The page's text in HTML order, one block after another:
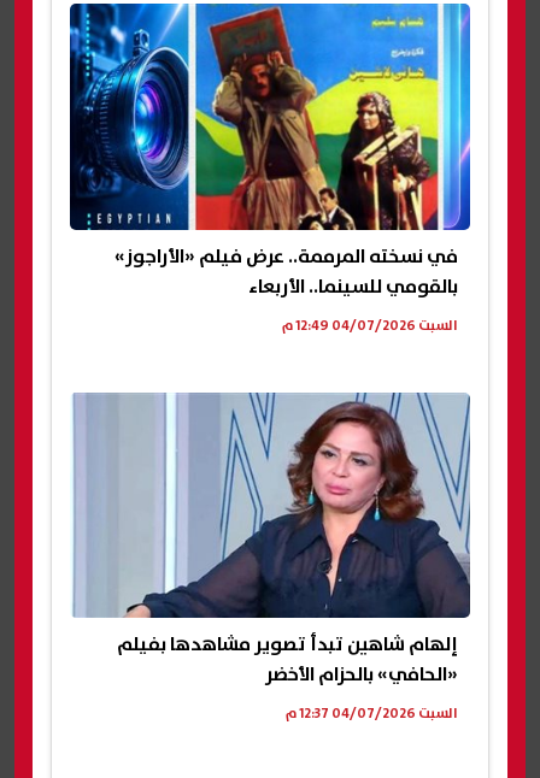
في نسخته المرممة.. عرض فيلم «الأراجوز»
بالقومي للسينما.. الأربعاء
السبت 04/07/2026 12:49 م
إلهام شاهين تبدأ تصوير مشاهدها بفيلم
«الحافي» بالحزام الأخضر
السبت 04/07/2026 12:37 م